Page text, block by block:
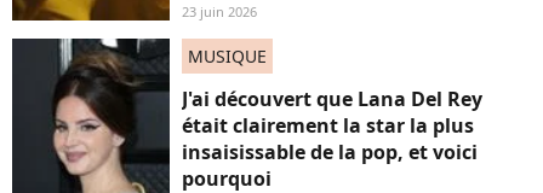
23 juin 2026
MUSIQUE
J'ai découvert que Lana Del Rey
était clairement la star la plus
insaisissable de la pop, et voici
pourquoi